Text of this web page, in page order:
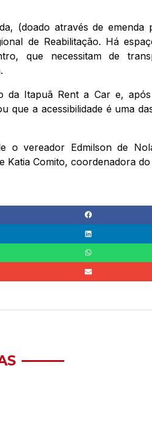
(doado através de emenda
de Reabilitação. Há
que necessitam de
da Itapuã Rent a Car e,
que a acessibilidade é uma
o vereador Edmilson de
Katia Comito, coordenadora